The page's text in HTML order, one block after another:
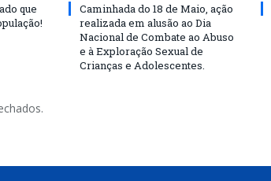
que
Caminhada do 18 de Maio, ação
realizada em alusão ao Dia
Nacional de Combate ao Abuso
e à Exploração Sexual de
Crianças e Adolescentes.